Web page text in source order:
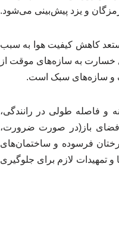
و یزد پیش‌بینی می‌شود.
کاهش کیفیت هوا به سبب
خسارت به سازه‌های موقت از
و سازه‌های سبک است.
فاصله طولی در رانندگی،
فضای باز(در صورت ضرورت،
فرسوده و ساختمان‌های
و تمهیدات لازم برای جلوگیری